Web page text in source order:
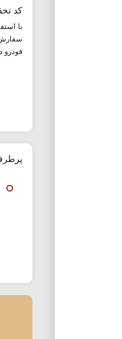
کد تخفیف 100 هزار تومانی
با
سفارش
فودرو
پس